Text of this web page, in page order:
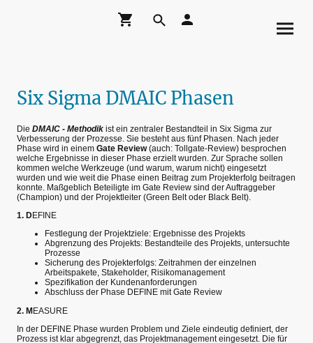
Six Sigma DMAIC Phasen
Die DMAIC - Methodik ist ein zentraler Bestandteil in Six Sigma zur
Verbesserung der Prozesse. Sie besteht aus fünf Phasen. Nach jeder
Phase wird in einem Gate Review(auch: Tollgate-Review) besprochen
welche Ergebnisse in dieser Phase erzielt wurden. Zur Sprache sollen
kommen welche Werkzeuge (und warum, warum nicht) eingesetzt
wurden und wie weit die Phase einen Beitrag zum Projekterfolg beitragen
konnte. Maßgeblich Beteiligte im Gate Review sind der Auftraggeber
(Champion) und der Projektleiter (Green Belt oder Black Belt).
1. DEFINE
Festlegung der Projektziele: Ergebnisse des Projekts
Abgrenzung des Projekts: Bestandteile des Projekts, untersuchte
Prozesse
Sicherung des Projekterfolgs: Zeitrahmen der einzelnen
Arbeitspakete, Stakeholder, Risikomanagement
Spezifikation der Kundenanforderungen
Abschluss der Phase DEFINE mit Gate Review
2. MEASURE
In der DEFINE Phase wurden Problem und Ziele eindeutig definiert, der
Prozess ist klar abgegrenzt, das Projektmanagement eingesetzt. Die für